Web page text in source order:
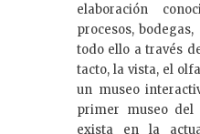
elaboración
procesos,
todo ello a través
tacto, la vista, el
un museo
primer museo del
exista en la